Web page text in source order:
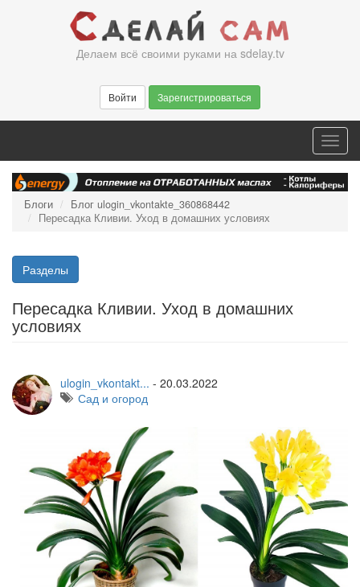
Делаем всё своими руками на sdelay.tv
Войти Зарегистрироваться
Блоги
Блог ulogin_vkontakte_360868442
Пересадка Кливии. Уход в домашних условиях
Разделы
Пересадка Кливии. Уход в домашних
условиях
ulogin_vkontakt... - 20.03.2022
Сад и огород